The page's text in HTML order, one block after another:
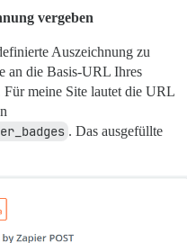
vergeben
Auszeichnung zu
an die Basis-URL Ihres
Für meine Site lautet die URL
. Das ausgefüllte